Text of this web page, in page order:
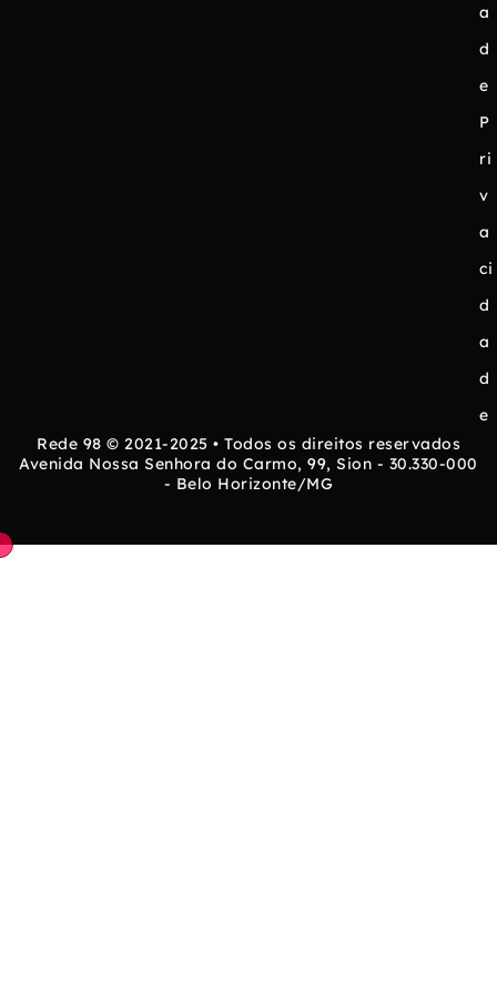
a
d
e
P
ri
v
a
ci
d
a
d
e
Rede 98 © 2021-2025 • Todos os direitos reservados
Avenida Nossa Senhora do Carmo, 99, Sion - 30.330-000
- Belo Horizonte/MG